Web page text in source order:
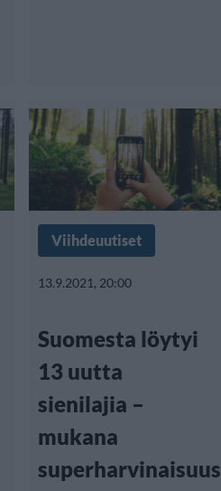
Viihdeuutiset
13.9.2021, 20:00
Suomesta löytyi
13 uutta
sienilajia –
mukana
superharvinaisuus